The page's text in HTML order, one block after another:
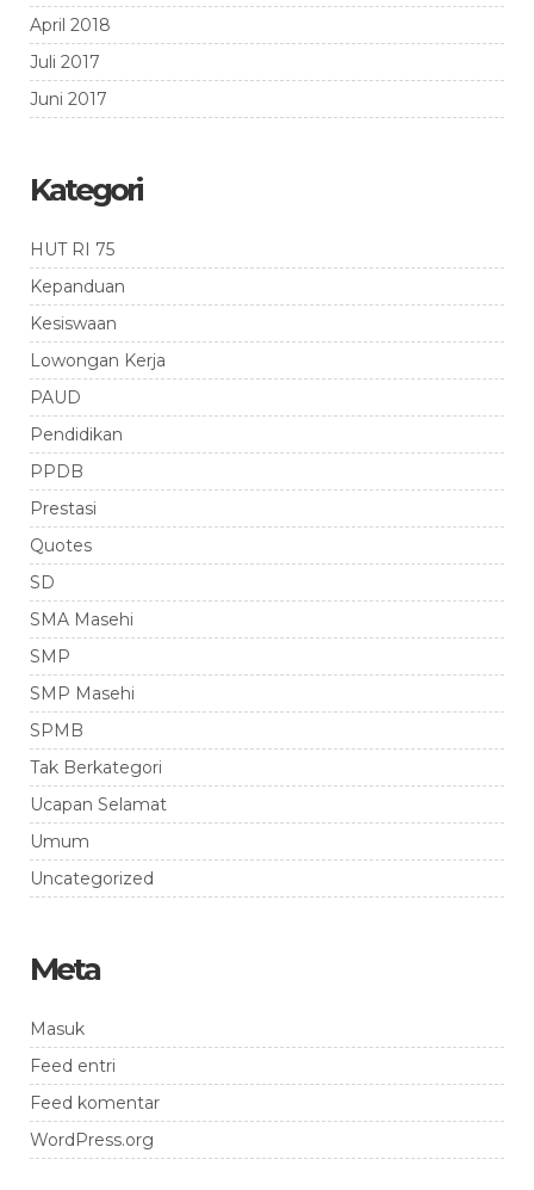
April 2018
Juli 2017
Juni 2017
Kategori
HUT RI 75
Kepanduan
Kesiswaan
Lowongan Kerja
PAUD
Pendidikan
PPDB
Prestasi
Quotes
SD
SMA Masehi
SMP
SMP Masehi
SPMB
Tak Berkategori
Ucapan Selamat
Umum
Uncategorized
Meta
Masuk
Feed entri
Feed komentar
WordPress.org